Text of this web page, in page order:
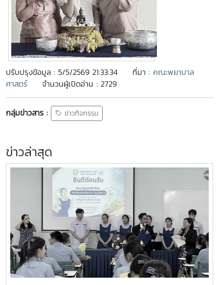
ปรับปรุงข้อมูล : 5/5/2569 21:33:34 ที่มา : คณะพยาบาล
ศาสตร์
จำนวนผู้เปิดอ่าน : 2729
กลุ่มข่าวสาร : ข่าวกิจกรรม
ข่าวล่าสุด